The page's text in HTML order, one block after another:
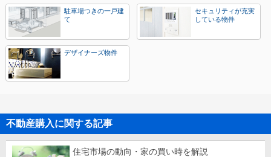
駐車場つきの一戸建
て
セキュリティが充実
している物件
デザイナーズ物件
不動産購入に関する記事
住宅市場の動向・家の買い時を解説